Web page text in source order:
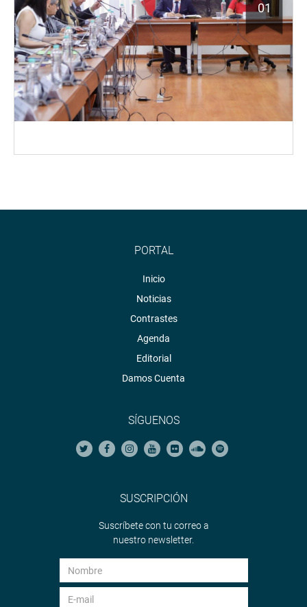
01
PORTAL
Inicio
Noticias
Contrastes
Agenda
Editorial
Damos Cuenta
SÍGUENOS
SUSCRIPCIÓN
Suscríbete con tu correo a
nuestro newsletter.